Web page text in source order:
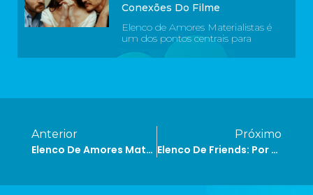
Conexões Do Filme
Elenco de Amores Materialistas é
um dos pontos centrais para
Anterior
Elenco De Amores Materialistas: Rostos, Personagens E Conexões Do Filme
Próximo
Elenco De Friends: Por Onde Andam Os Atores Da Série Que Marcou Gerações?